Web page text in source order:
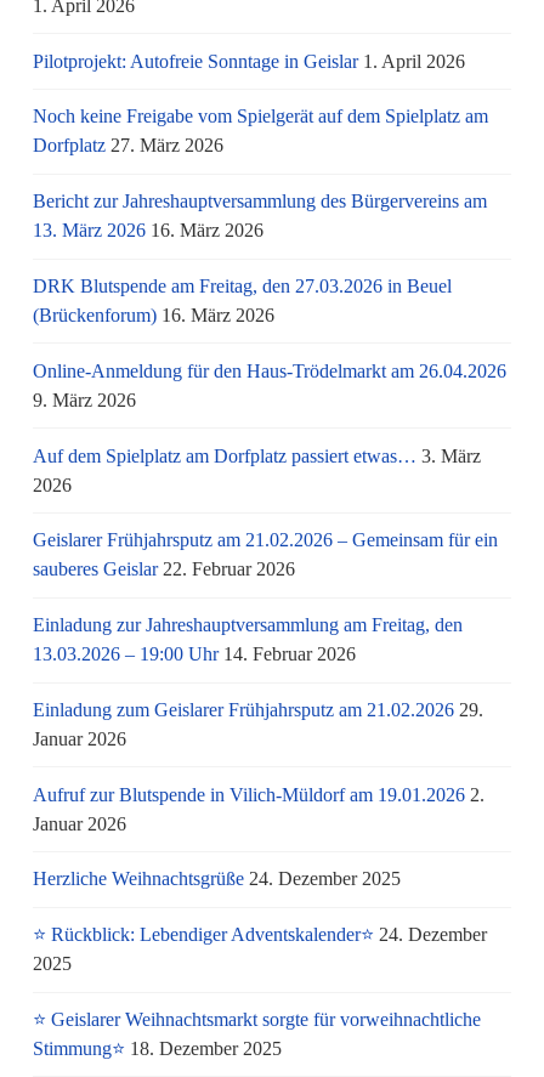
1. April 2026
Pilotprojekt: Autofreie Sonntage in Geislar 1. April 2026
Noch keine Freigabe vom Spielgerät auf dem Spielplatz am
Dorfplatz 27. März 2026
Bericht zur Jahreshauptversammlung des Bürgervereins am
13. März 2026 16. März 2026
DRK Blutspende am Freitag, den 27.03.2026 in Beuel
(Brückenforum) 16. März 2026
Online-Anmeldung für den Haus-Trödelmarkt am 26.04.2026
9. März 2026
Auf dem Spielplatz am Dorfplatz passiert etwas… 3. März
2026
Geislarer Frühjahrsputz am 21.02.2026 – Gemeinsam für ein
sauberes Geislar 22. Februar 2026
Einladung zur Jahreshauptversammlung am Freitag, den
13.03.2026 – 19:00 Uhr 14. Februar 2026
Einladung zum Geislarer Frühjahrsputz am 21.02.2026 29.
Januar 2026
Aufruf zur Blutspende in Vilich-Müldorf am 19.01.2026 2.
Januar 2026
Herzliche Weihnachtsgrüße 24. Dezember 2025
⭐ Rückblick: Lebendiger Adventskalender⭐ 24. Dezember
2025
⭐ Geislarer Weihnachtsmarkt sorgte für vorweihnachtliche
Stimmung⭐ 18. Dezember 2025